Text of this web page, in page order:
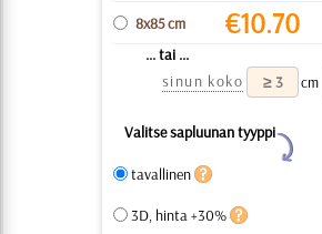
8x85 cm €10.70
... tai ...
sinun koko
cm
Valitse sapluunan tyyppi
Y
tavallinen
3D, hinta +30%